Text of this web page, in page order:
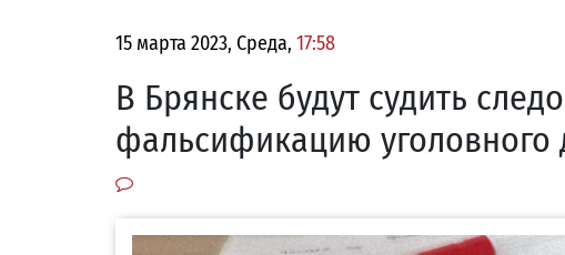
15 марта 2023, Среда, 17:58
В Брянске будут судить
фальсификацию уголовного